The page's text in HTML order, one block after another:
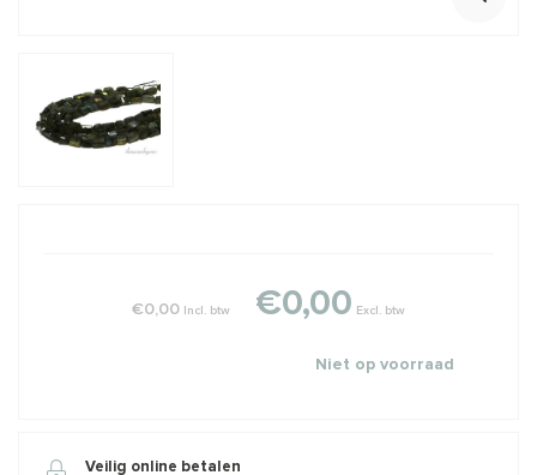
€0,00 Incl. btw €0,00 Excl. btw
Niet op voorraad
Veilig online betalen